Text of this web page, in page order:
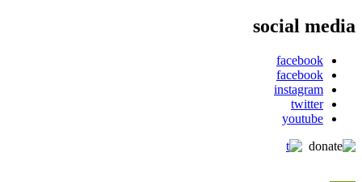
social media
facebook
facebook
instagram
twitter
youtube